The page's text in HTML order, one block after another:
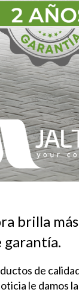
brilla
garantía.
de
le damos